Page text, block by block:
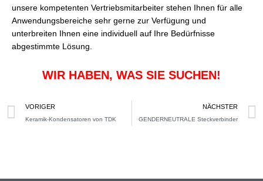
unsere kompetenten Vertriebsmitarbeiter stehen Ihnen für alle
Anwendungsbereiche sehr gerne zur Verfügung und
unterbreiten Ihnen eine individuell auf Ihre Bedürfnisse
abgestimmte Lösung.
WIR HABEN, WAS SIE SUCHEN!
Prev
VORIGER
Keramik-Kondensatoren von TDK
NÄCHSTER
GENDERNEUTRALE Steckverbinder